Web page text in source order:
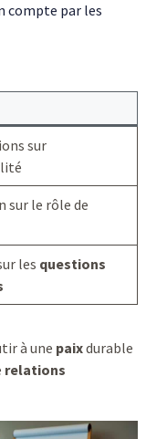
compte par les
sur
sur le rôle de
les questions
à une paixdurable
relations